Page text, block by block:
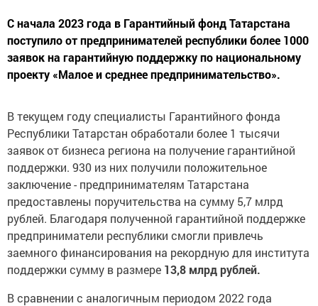
С начала 2023 года в Гарантийный фонд Татарстана
поступило от предпринимателей республики более 1000
заявок на гарантийную поддержку по национальному
проекту «Малое и среднее предпринимательство».
В текущем году специалисты Гарантийного фонда
Республики Татарстан обработали более 1 тысячи
заявок от бизнеса региона на получение гарантийной
поддержки. 930 из них получили положительное
заключение - предпринимателям Татарстана
предоставлены поручительства на сумму 5,7 млрд
рублей. Благодаря полученной гарантийной поддержке
предприниматели республики смогли привлечь
заемного финансирования на рекордную для института
поддержки сумму в размере 13,8 млрд рублей.
В сравнении с аналогичным периодом 2022 года